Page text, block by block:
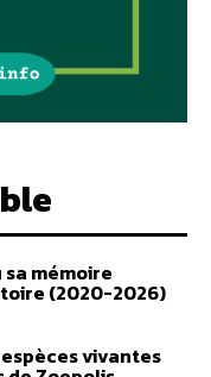
mémoire
(2020-2026)
vivantes